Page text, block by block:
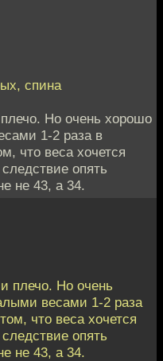
спина
Но очень хорошо
1-2 раза в
что веса хочется
опять
не 43, а 34.
плечо. Но очень
весами 1-2 раза
что веса хочется
опять
не 43, а 34.